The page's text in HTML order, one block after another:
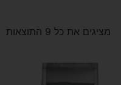
מציגים את כל ⁦9⁩ התוצאות